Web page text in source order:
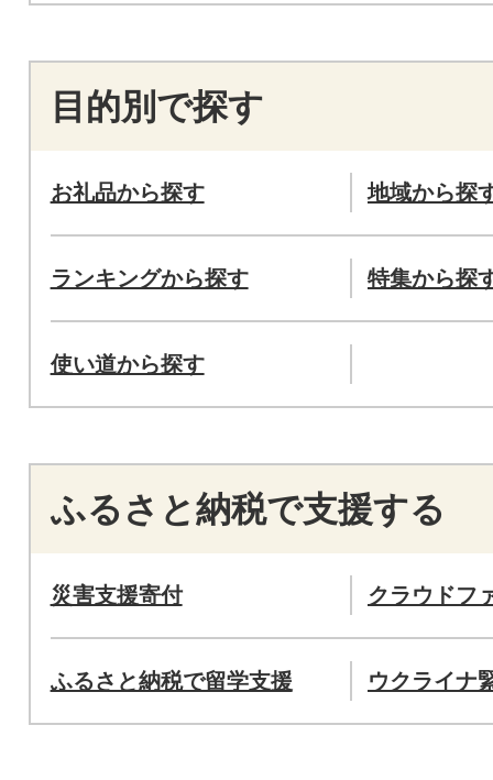
目的別で探す
お礼品から探す 地域から探
ランキングから探す 特集から探
使い道から探す
ふるさと納税で支援する
災害支援寄付 クラウドフ
ふるさと納税で留学支援 ウクライナ